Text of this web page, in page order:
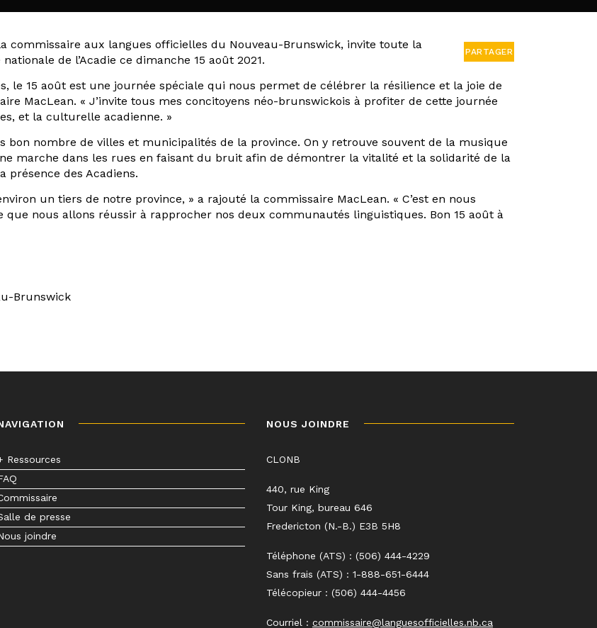
PARTAGER
commissaire aux langues officielles du Nouveau-Brunswick, invite toute la
de l’Acadie ce dimanche 15 août 2021.
le 15 août est une journée spéciale qui nous permet de célébrer la résilience et la joie de
MacLean. « J’invite tous mes concitoyens néo-brunswickois à profiter de cette journée
et la culturelle acadienne. »
bon nombre de villes et municipalités de la province. On y retrouve souvent de la musique
marche dans les rues en faisant du bruit afin de démontrer la vitalité et la solidarité de la
présence des Acadiens.
un tiers de notre province, » a rajouté la commissaire MacLean. « C’est en nous
nous allons réussir à rapprocher nos deux communautés linguistiques. Bon 15 août à
Brunswick
Ressources
de presse
joindre
NOUS JOINDRE
CLONB
440, rue King
Tour King, bureau 646
Fredericton (N.-B.) E3B 5H8
Téléphone (ATS) : (506) 444-4229
Sans frais (ATS) : 1-888-651-6444
Télécopieur : (506) 444-4456
Courriel : commissaire@languesofficielles.nb.ca